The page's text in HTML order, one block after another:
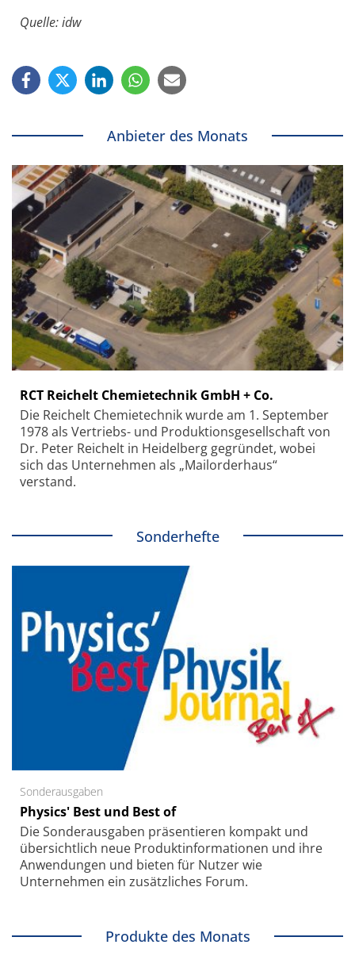
Quelle: idw
Anbieter des Monats
RCT Reichelt Chemietechnik GmbH + Co.
Die Reichelt Chemietechnik wurde am 1. September
1978 als Vertriebs- und Produktionsgesellschaft von
Dr. Peter Reichelt in Heidelberg gegründet, wobei
sich das Unternehmen als „Mailorderhaus“
verstand.
Sonderhefte
Sonderausgaben
Physics' Best und Best of
Die Sonder­ausgaben präsentieren kompakt und
übersichtlich neue Produkt­informationen und ihre
Anwendungen und bieten für Nutzer wie
Unternehmen ein zusätzliches Forum.
Produkte des Monats